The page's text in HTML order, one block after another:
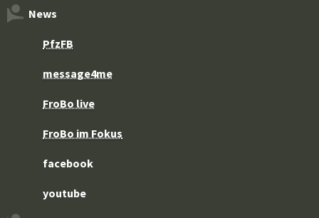
News
PfzFB
message4me
FroBo live
FroBo im Fokus
facebook
youtube